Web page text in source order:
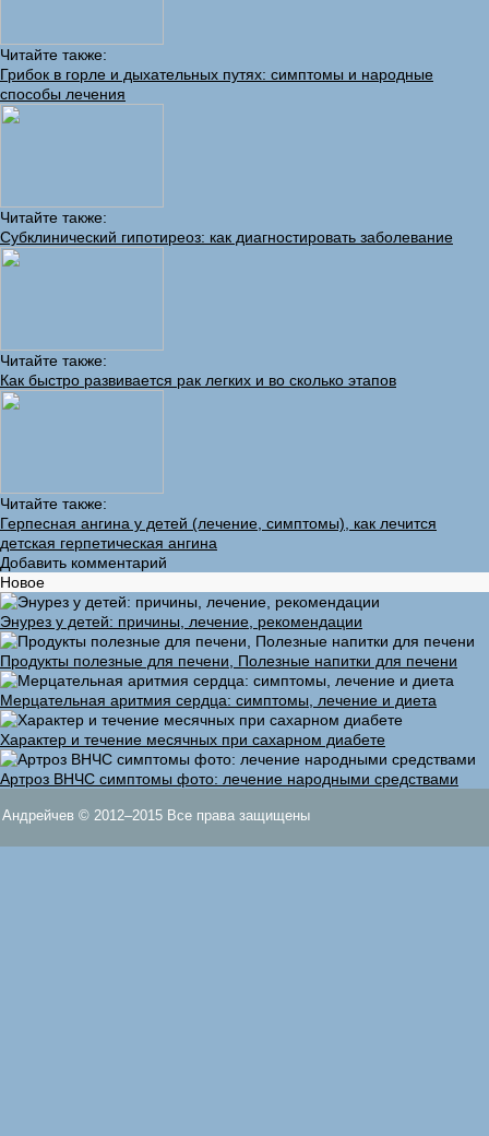
Читайте также:
Грибок в горле и дыхательных путях: симптомы и народные
способы лечения
Читайте также:
Субклинический гипотиреоз: как диагностировать заболевание
Читайте также:
Как быстро развивается рак легких и во сколько этапов
Читайте также:
Герпесная ангина у детей (лечение, симптомы), как лечится
детская герпетическая ангина
Добавить комментарий
Новое
Энурез у детей: причины, лечение, рекомендации
Продукты полезные для печени, Полезные напитки для печени
Мерцательная аритмия сердца: симптомы, лечение и диета
Характер и течение месячных при сахарном диабете
Артроз ВНЧС симптомы фото: лечение народными средствами
Андрейчев © 2012–2015 Все права защищены